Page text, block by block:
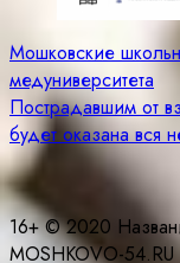
Навигация
по
записям
Мошковские
медуниверситета
Пострадавшим от
будет оказана вся
16+ © 2020
MOSHKOVO-54.RU